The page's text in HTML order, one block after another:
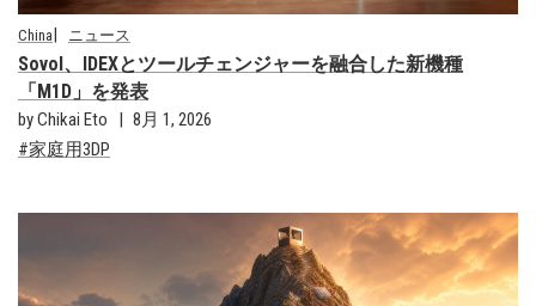
China ニュース
Sovol、IDEXとツールチェンジャーを融合した新機種
「M1D」を発表
by Chikai Eto
8月 1, 2026
家庭用3DP